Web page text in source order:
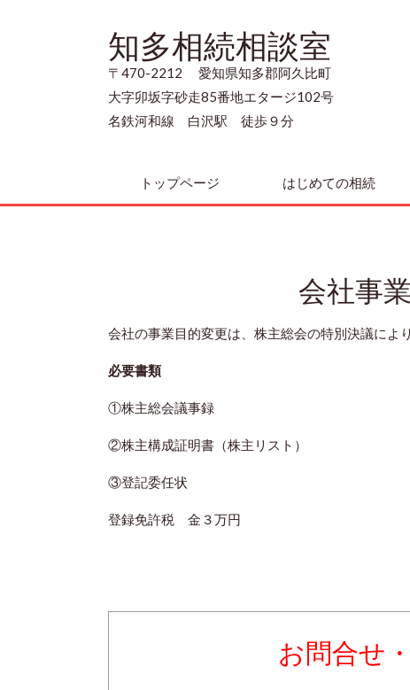
知多相続相談室
〒470-2212 愛知県知多郡阿久比町
大字卯坂字砂走85番地エタージ102号
名鉄河和線 白沢駅 徒歩９分
トップページ はじめての相続
会社事
会社の事業目的変更は、株主総会の特別決議によ
必要書類
①株主総会議事録
②株主構成証明書（株主リスト）
③登記委任状
登録免許税 金３万円
お問合せ